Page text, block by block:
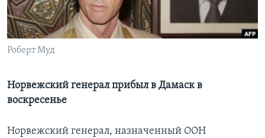
Learning English
СОЦИАЛЬНЫЕ СЕТИ
Языки
Роберт Муд
Норвежский генерал прибыл в Дамаск в
воскресенье
Норвежский генерал, назначенный ООН